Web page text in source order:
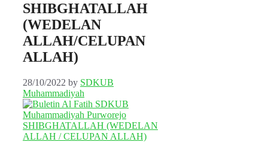
SHIBGHATALLAH
(WEDELAN
ALLAH/CELUPAN
ALLAH)
28/10/2022 by SDKUB
Muhammadiyah